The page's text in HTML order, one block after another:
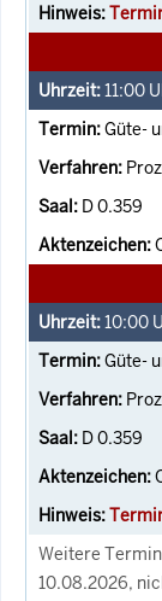
11:00
Güte-
D 0.359
10:00
Güte-
D 0.359
Weitere
10.08.2026,